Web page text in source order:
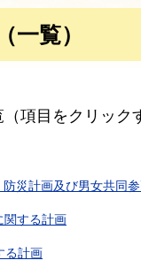
一覧）
項目をクリック
防災計画及び男女共同
関する計画
る計画